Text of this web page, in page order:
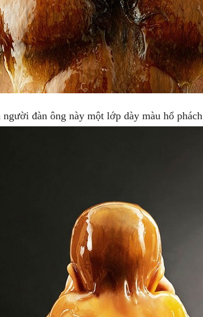
người đàn ông này một lớp dày màu hổ phách